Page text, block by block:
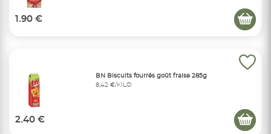
1.90 €
BN Biscuits fourrés goût fraise 285g
8,42 €/KILO
2.40 €